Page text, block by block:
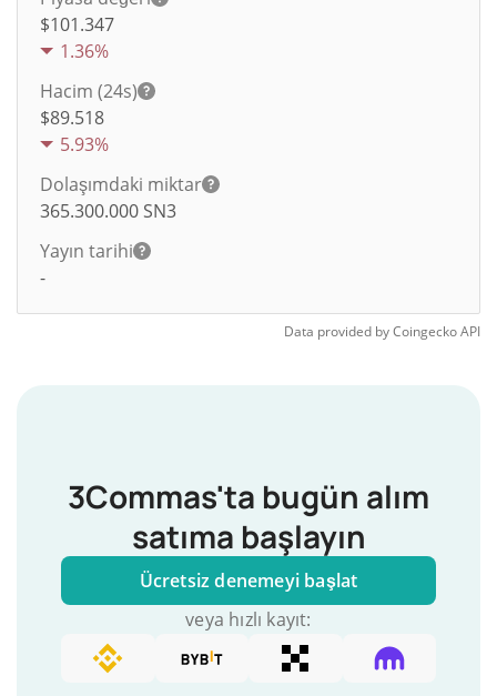
$101.347
1.36%
Hacim (24s)
$89.518
5.93%
Dolaşımdaki miktar
365.300.000 SN3
Yayın tarihi
-
Data provided byCoingeckoAPI
3Commas'ta bugün alım
satıma başlayın
Ücretsiz denemeyi başlat
veya hızlı kayıt: